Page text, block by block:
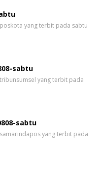
yang terbit pada sabtu
sabtu
yang terbit pada
sabtu
yang terbit pada